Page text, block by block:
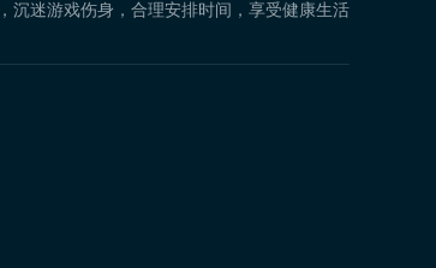
沉迷游戏伤身，合理安排时间，享受健康生活